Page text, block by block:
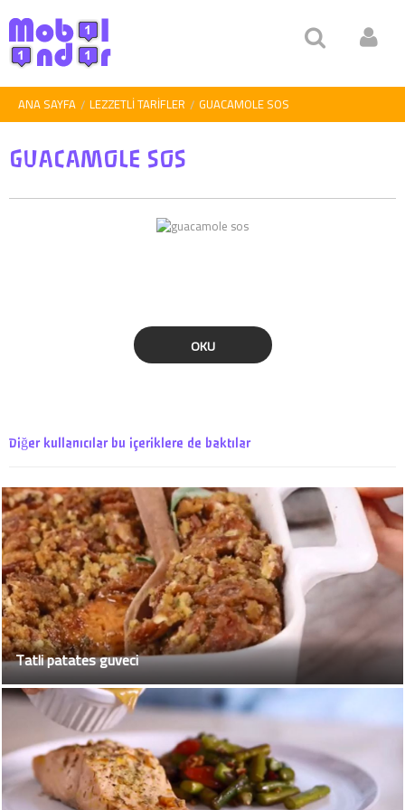
ANA SAYFA LEZZETLI TARIFLER GUACAMOLE SOS
GUACAMOLE SOS
OKU
Diğer kullanıcılar bu içeriklere de baktılar
Tatli patates guveci